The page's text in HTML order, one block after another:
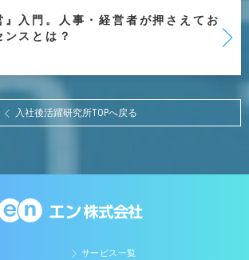
』入門。人事・経営者が押さえてお
ンスとは？
入社後活躍研究所TOPへ戻る
サービス一覧